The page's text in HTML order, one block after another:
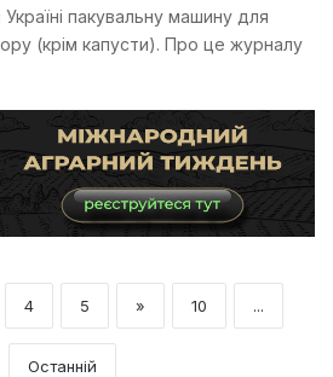
пакувальну машину для
(крім капусти). Про це журналу
4 5 » 10 ...
Останній